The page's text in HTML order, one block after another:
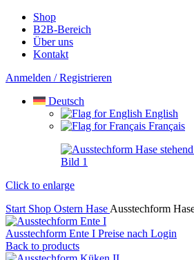
Shop
B2B-Bereich
Über uns
Kontakt
Anmelden / Registrieren
Deutsch
English
Français
Click to enlarge
Start Shop Ostern Hase Ausstechform
Ausstechform Ente I Preise nach Login
Back to products